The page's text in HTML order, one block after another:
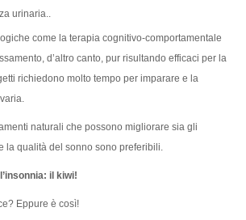
urinaria..
come la terapia cognitivo-comportamentale
d’altro canto, pur risultando efficaci per la
richiedono molto tempo per imparare e la
naturali che possono migliorare sia gli
la qualità del sonno sono preferibili.
il kiwi!
Eppure è così!